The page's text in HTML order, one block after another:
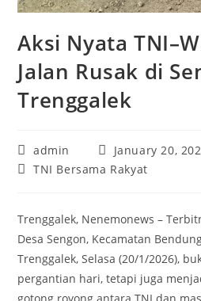
Aksi Nyata
Jalan Rusak di
Trenggalek
Post
author:
admin
Post
published:
January 20,
PostTNI Bersama Rakyat
Trenggalek, Nenemonews –
Desa Sengon, Kecamatan
Trenggalek, Selasa (20/1/2026),
pergantian hari, tetapi juga